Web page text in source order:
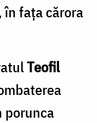
în fața cărora
Teofil
porunca